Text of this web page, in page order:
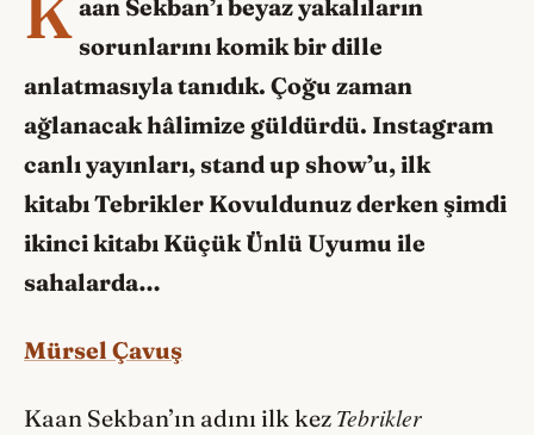
aan Sekban’ı beyaz yakalıların
sorunlarını komik bir dille
anlatmasıyla tanıdık. Çoğu zaman
ağlanacak hâlimize güldürdü. Instagram
canlı yayınları, stand up show’u, ilk
kitabı Tebrikler Kovuldunuz derken şimdi
ikinci kitabı Küçük Ünlü Uyumu ile
sahalarda…
Mürsel Çavuş
Kaan Sekban’ın adını ilk kez Tebrikler